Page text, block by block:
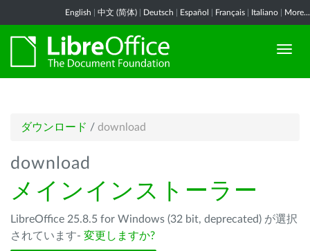
English 中文 (简体) Deutsch Español Français Italiano More...
ダウンロード / download
download
メインインストーラー
LibreOffice 25.8.5 for Windows (32 bit, deprecated) が選択
されています- 変更しますか?